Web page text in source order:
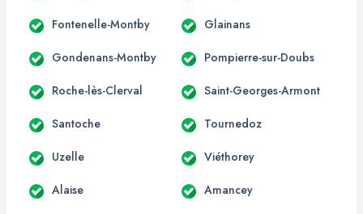
Fontenelle-Montby Glainans
Gondenans-Montby Pompierre-sur-Doubs
Roche-lès-Clerval Saint-Georges-Armont
Santoche Tournedoz
Uzelle Viéthorey
Alaise Amancey